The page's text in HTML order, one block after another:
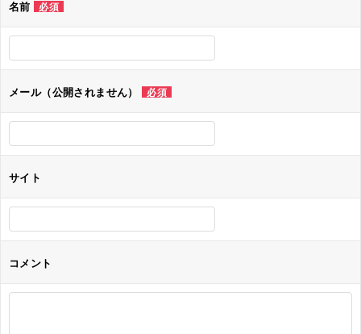
シ
名前 必須
メール（公開されません） 必須
サイト
コメント